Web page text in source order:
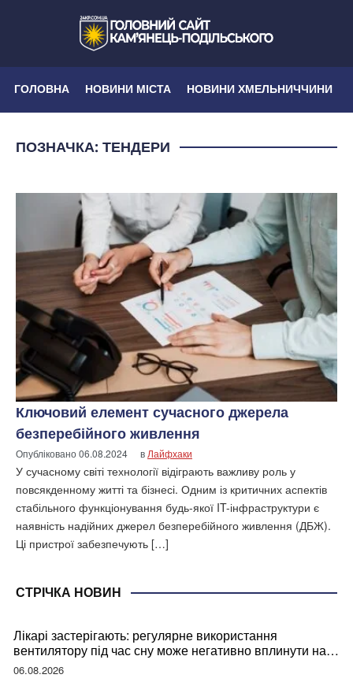
ГОЛОВНА НОВИНИ МІСТА НОВИНИ ХМЕЛЬНИЧЧИНИ
ПОЗНАЧКА: ТЕНДЕРИ
Ключовий елемент сучасного джерела
безперебійного живлення
Опубліковано06.08.2024 в Лайфхаки
У сучасному світі технології відіграють важливу роль у
повсякденному житті та бізнесі. Одним із критичних аспектів
стабільного функціонування будь-якої IT-інфраструктури є
наявність надійних джерел безперебійного живлення (ДБЖ).
Ці пристрої забезпечують […]
СТРІЧКА НОВИН
Лікарі застерігають: регулярне використання
вентилятору під час сну може негативно вплинути на
ваше здоров’я
06.08.2026